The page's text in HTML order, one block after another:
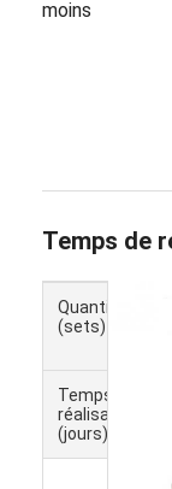
moins
Temps de
Quantité
(sets)
Temps de
réalisation
(jours)